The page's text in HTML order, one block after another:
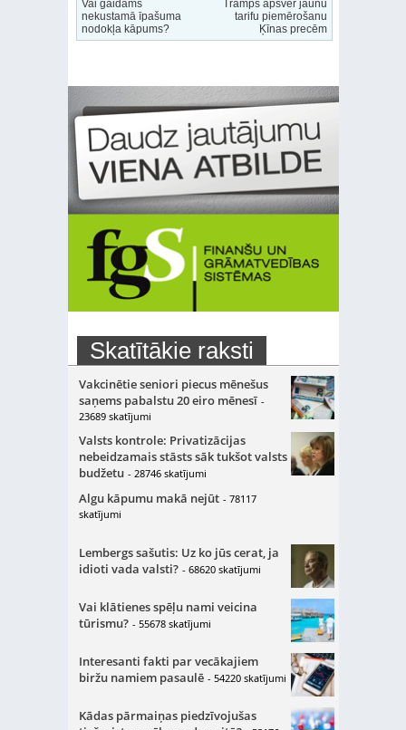
Vai gaidāms
nekustamā īpašuma
nodokļa kāpums?
Tramps apsver jaunu
tarifu piemērošanu
Ķīnas precēm
Skatītākie raksti
Vakcinētie seniori piecus mēnešus
saņems pabalstu 20 eiro mēnesī -
23689 skatījumi
Valsts kontrole: Privatizācijas
nebeidzamais stāsts sāk tukšot valsts
budžetu - 28746 skatījumi
Algu kāpumu makā nejūt - 78117
skatījumi
Lembergs sašutis: Uz ko jūs cerat, ja
idioti vada valsti? - 68620 skatījumi
Vai klātienes spēļu nami veicina
tūrismu? - 55678 skatījumi
Interesanti fakti par vecākajiem
biržu namiem pasaulē - 54220 skatījumi
Kādas pārmaiņas piedzīvojušas